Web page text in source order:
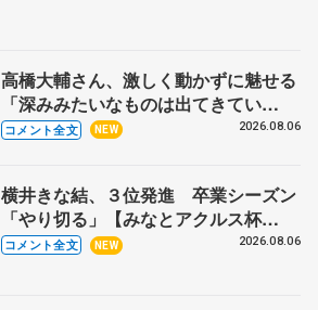
高橋大輔さん、激しく動かずに魅せる
「深みみたいなものは出てきてい
る？」 〝兄さん〟と慕うレジェンド
コメント全文 NEW 2026.08.06
横井きな結、３位発進 卒業シーズン
「やり切る」【みなとアクルス杯
SP】
コメント全文 NEW 2026.08.06